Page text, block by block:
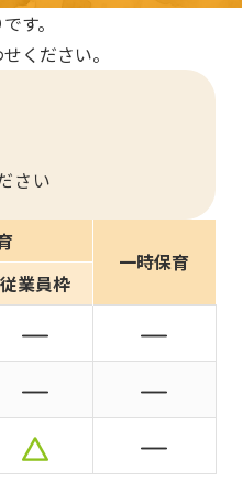
す。
ください。
さい
従業員枠
一時保育